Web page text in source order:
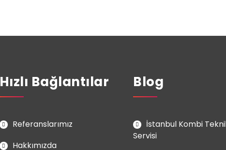
Hızlı Bağlantılar
Referanslarımız
Hakkımızda
Blog
İstanbul Kombi
Servisi